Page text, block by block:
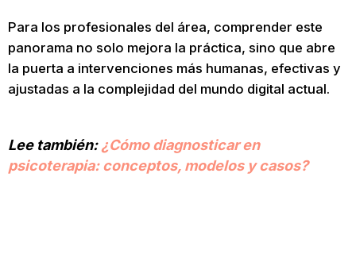
Para los profesionales del área, comprender este
panorama no solo mejora la práctica, sino que abre
la puerta a intervenciones más humanas, efectivas y
ajustadas a la complejidad del mundo digital actual.
Lee también:¿Cómo diagnosticar en
psicoterapia: conceptos, modelos y casos?